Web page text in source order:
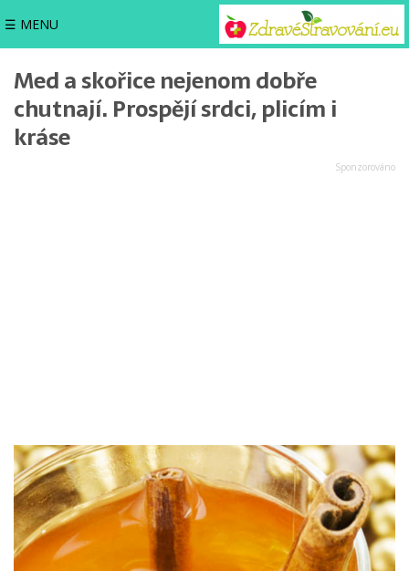
☰ MENU
Med a skořice nejenom dobře
chutnají. Prospějí srdci, plicím i
kráse